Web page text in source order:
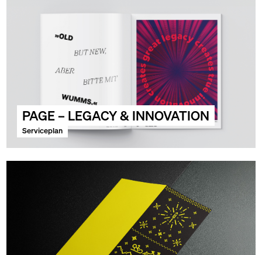
PAGE – LEGACY & INNOVATION
Serviceplan